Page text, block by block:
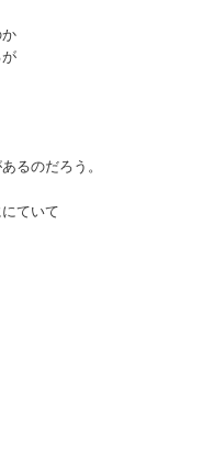
るのだろう。
ていて